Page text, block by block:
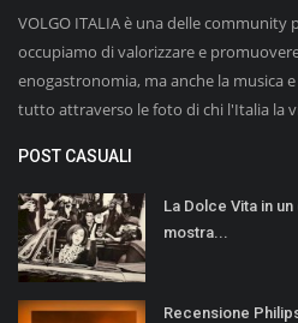
VOLGO ITALIA è una delle community
occupiamo di valorizzare e
enogastronomia, ma anche la musica
tutto attraverso le foto di chi l'Italia la
POST CASUALI
La Dolce Vita in
mostra...
Recensione